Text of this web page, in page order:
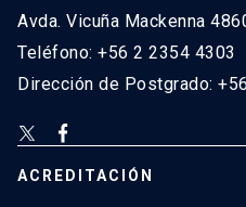
Avda. Vicuña Mackenna
Teléfono: +56 2 2354 4303
Dirección de Postgrado:
ACREDITACIÓN